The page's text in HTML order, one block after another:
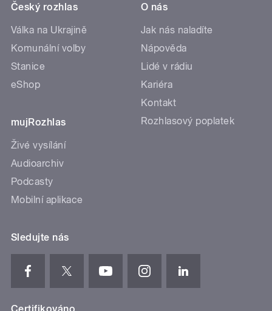
Český rozhlas
Válka na Ukrajině
Komunální volby
Stanice
eShop
mujRozhlas
Živé vysílání
Audioarchiv
Podcasty
Mobilní aplikace
O nás
Jak nás naladíte
Nápověda
Lidé v rádiu
Kariéra
Kontakt
Rozhlasový poplatek
Sledujte nás
Certifikováno